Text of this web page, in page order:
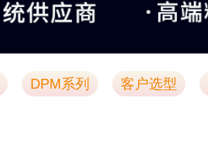
DPM系列 客户选型